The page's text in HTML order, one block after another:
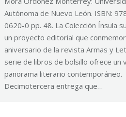
Autónoma de Nuevo León. ISBN:
0620-0 pp. 48. La Colección Ínsula
un proyecto editorial que
aniversario de la revista Armas y
serie de libros de bolsillo ofrece un
panorama literario contemporáneo.
Decimotercera entrega que…